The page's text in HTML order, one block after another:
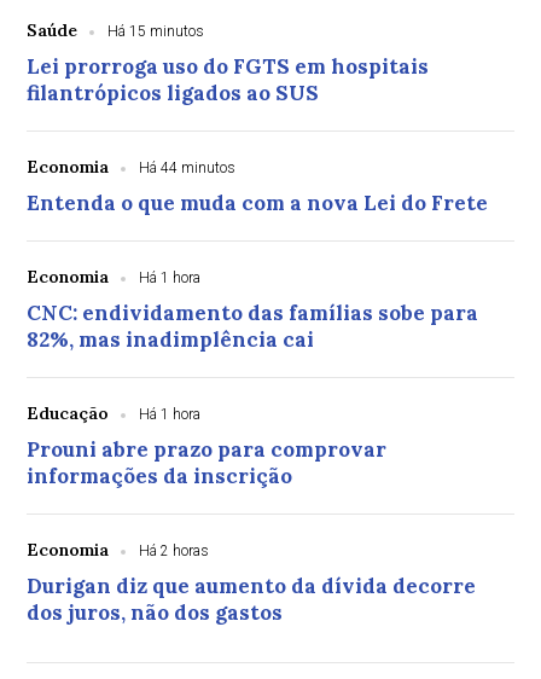
Saúde Há 15 minutos
Lei prorroga uso do FGTS em hospitais
filantrópicos ligados ao SUS
Economia Há 44 minutos
Entenda o que muda com a nova Lei do Frete
Economia Há 1 hora
CNC: endividamento das famílias sobe para
82%, mas inadimplência cai
Educação Há 1 hora
Prouni abre prazo para comprovar
informações da inscrição
Economia Há 2 horas
Durigan diz que aumento da dívida decorre
dos juros, não dos gastos